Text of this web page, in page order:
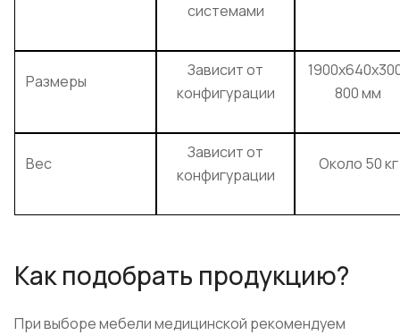
системами
Размеры
Зависит от
конфигурации
800 мм
Вес
Зависит от
конфигурации
Около 50 кг
Как подобрать продукцию?
При выборе мебели медицинской рекомендуем